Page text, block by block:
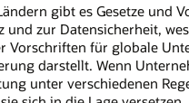
gibt es Gesetze und
und zur Datensicherheit,
Vorschriften für globale
darstellt. Wenn
unter verschiedenen